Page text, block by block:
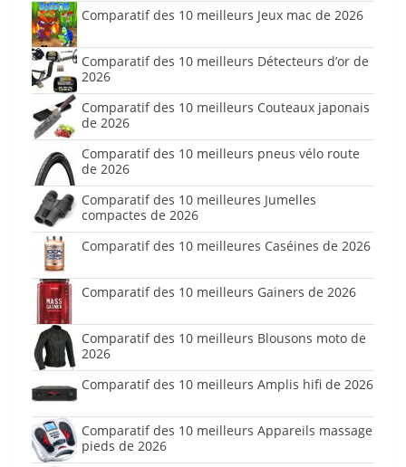
Comparatif des 10 meilleurs Jeux mac de 2026
Comparatif des 10 meilleurs Détecteurs d’or de
2026
Comparatif des 10 meilleurs Couteaux japonais
de 2026
Comparatif des 10 meilleurs pneus vélo route
de 2026
Comparatif des 10 meilleures Jumelles
compactes de 2026
Comparatif des 10 meilleures Caséines de 2026
Comparatif des 10 meilleurs Gainers de 2026
Comparatif des 10 meilleurs Blousons moto de
2026
Comparatif des 10 meilleurs Amplis hifi de 2026
Comparatif des 10 meilleurs Appareils massage
pieds de 2026